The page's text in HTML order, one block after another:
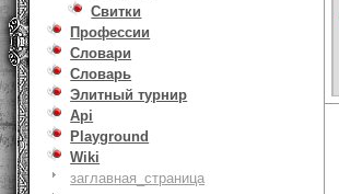
Свитки
Профессии
Словари
Словарь
Элитный турнир
Api
Playground
Wiki
заглавная_страница